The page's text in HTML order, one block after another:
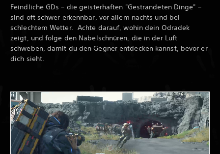
Feindliche GDs – die geisterhaften "Gestrandeten Dinge" –
sind oft schwer erkennbar, vor allem nachts und bei
schlechtem Wetter. Achte darauf, wohin dein Odradek
zeigt, und folge den Nabelschnüren, die in der Luft
schweben, damit du den Gegner entdecken kannst, bevor er
dich sieht.